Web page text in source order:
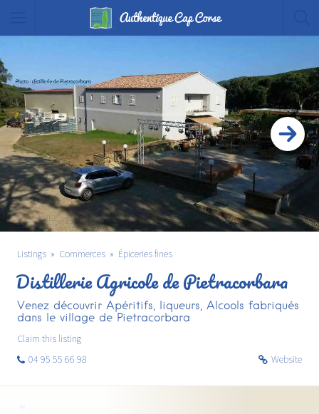
Listings Commerces Épiceries fines
Distillerie Agricole de Pietracorbara
Venez découvrir Apéritifs, liqueurs, Alcools fabriqués
dans le village de Pietracorbara
Claim this listing
04 95 55 66 98
Website